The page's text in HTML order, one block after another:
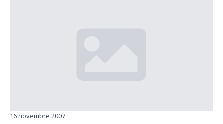
16 novembre 2007